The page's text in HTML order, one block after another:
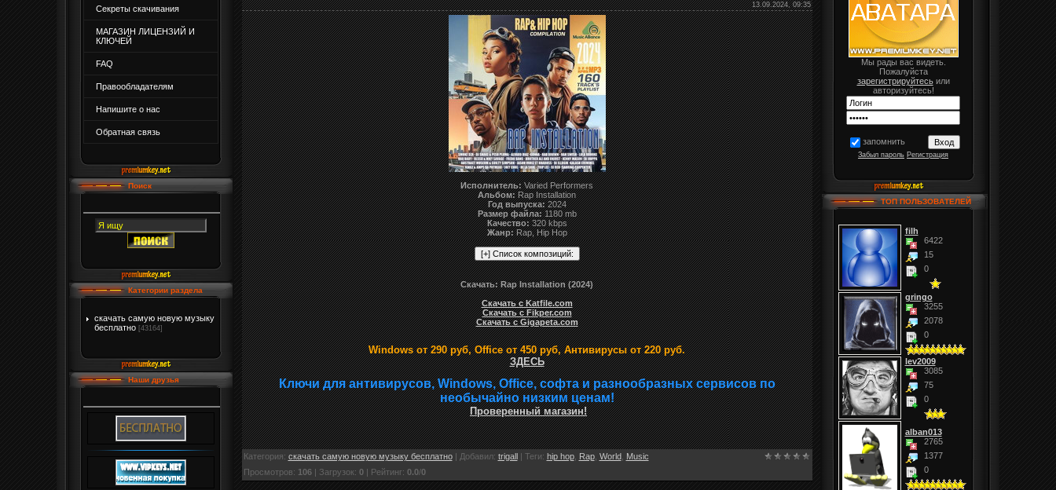
Секреты скачивания
МАГАЗИН ЛИЦЕНЗИЙ И
КЛЮЧЕЙ
FAQ
Правообладателям
Напишите о нас
Обратная связь
Поиск
Категории раздела
скачать самую новую музыку
бесплатно [43164]
Наши друзья
13.09.2024, 09:35
Исполнитель:Varied Performers
Альбом:Rap Installation
Год выпуска:2024
Размер файла:1180 mb
Качество:320 kbps
Жанр:Rap, Hip Hop
Скачать: Rap Installation (2024)
Скачать с Katfile.com
Скачать с Fikper.com
Скачать с Gigapeta.com
Windows от 290 руб, Office от 450 руб, Антивирусы от 220 руб.
ЗДЕСЬ
Ключи для антивирусов, Windows, Office, софта и разнообразных сервисов по
необычайно низким ценам!
Проверенный магазин!
Категория: скачать самую новую музыку бесплатно| Добавил: trigall| Теги: hip hop, Rap, World, Music
Просмотров: 106| Загрузок: 0| Рейтинг: 0.0/0
Мы рады вас видеть.
Пожалуйста
зарегистрируйтесьили
авторизуйтесь!
запомнить
Забыл пароль Регистрация
ТОП ПОЛЬЗОВАТЕЛЕЙ
filh
6422
15
0
gringo
3255
2078
0
lev2009
3085
75
0
alban013
2765
1377
0